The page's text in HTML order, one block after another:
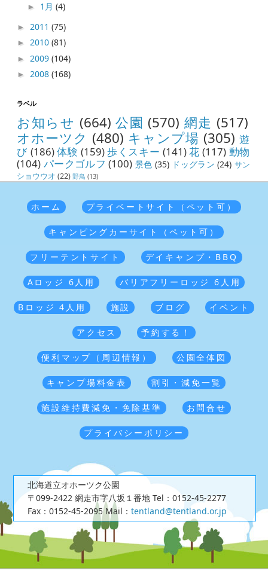
► 1月(4)
► 2011(75)
► 2010(81)
► 2009(104)
► 2008(168)
ラベル
お知らせ (664) 公園 (570) 網走 (517)
オホーツク (480) キャンプ場 (305) 遊
び (186)体験 (159)歩くスキー (141)花 (117) 動物
(104) パークゴルフ (100) 景色 (35) ドッグラン (24) サン
ショウウオ (22) 野鳥 (13)
ホーム プライベートサイト（ペット可）
キャンピングカーサイト（ペット可）
フリーテントサイト デイキャンプ・BBQ
Aロッジ 6人用 バリアフリーロッジ 6人用
Bロッジ 4人用 施設 ブログ イベント
アクセス 予約する！
便利マップ（周辺情報） 公園全体図
キャンプ場料金表 割引・減免一覧
施設維持費減免・免除基準 お問合せ
プライバシーポリシー
北海道立オホーツク公園
〒099-2422 網走市字八坂１番地 Tel：0152-45-2277
Fax：0152-45-2095Mail： tentland@tentland.or.jp